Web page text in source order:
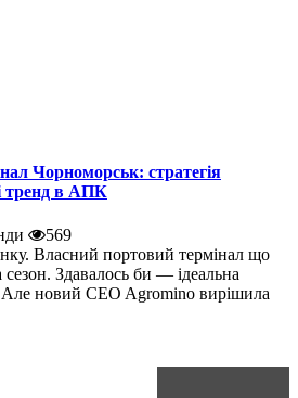
Чорноморськ: стратегія
тренд в АПК
569
Власний портовий термінал що
Здавалось би — ідеальна
Але новий CEO Agromino вирішила